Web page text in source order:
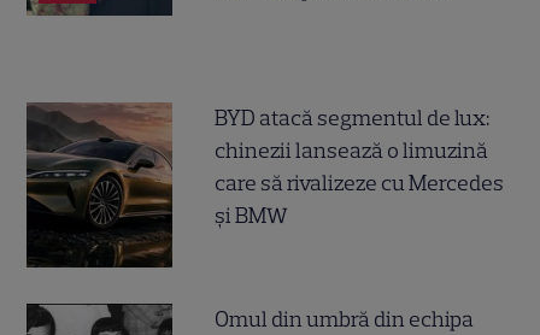
BYD atacă segmentul de lux:
chinezii lansează o limuzină
care să rivalizeze cu Mercedes
și BMW
Omul din umbră din echipa